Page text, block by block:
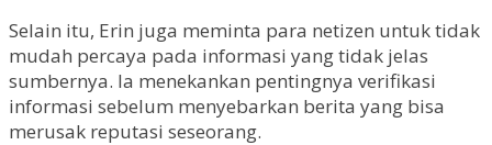
Selain itu, Erin juga meminta para netizen untuk tidak
mudah percaya pada informasi yang tidak jelas
sumbernya. Ia menekankan pentingnya verifikasi
informasi sebelum menyebarkan berita yang bisa
merusak reputasi seseorang.